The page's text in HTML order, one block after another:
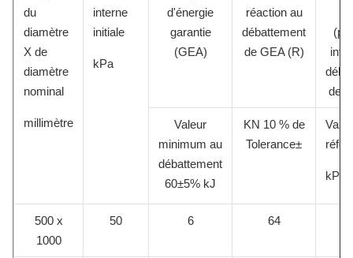
du
diamètre
X de
diamètre
nominal
millimètre
interne
initiale
kPa
d'énergie
garantie
(GEA)
réaction au
débattement
de GEA (R)
de
Valeur
minimum au
débattement
60±5% kJ
KN 10 % de
Tolerance±
kPa
500 x
1000
50 6 64